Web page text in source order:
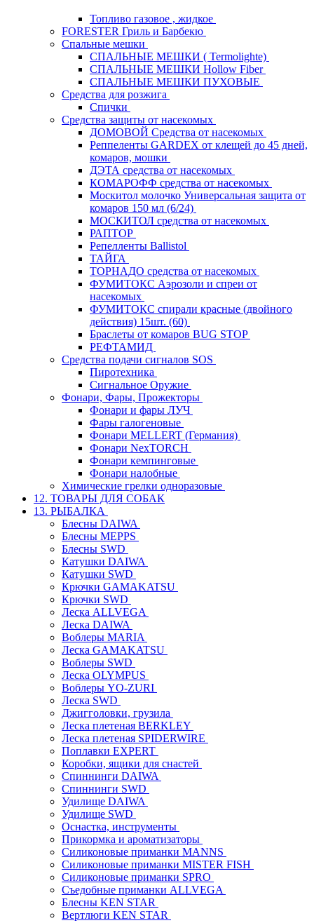
Топливо газовое , жидкое
FORESTER Гриль и Барбекю
Спальные мешки
СПАЛЬНЫЕ МЕШКИ ( Termolighte)
СПАЛЬНЫЕ МЕШКИ Hollow Fiber
СПАЛЬНЫЕ МЕШКИ ПУХОВЫЕ
Средства для розжига
Спички
Средства защиты от насекомых
ДОМОВОЙ Средства от насекомых
Реппеленты GARDEX от клещей до 45 дней,
комаров, мошки
ДЭТА средства от насекомых
КОМАРОФФ средства от насекомых
Москитол молочко Универсальная защита от
комаров 150 мл (6/24)
МОСКИТОЛ средства от насекомых
РАПТОР
Репелленты Ballistol
ТАЙГА
ТОРНАДО средства от насекомых
ФУМИТОКС Аэрозоли и спреи от
насекомых
ФУМИТОКС спирали красные (двойного
действия) 15шт. (60)
Браслеты от комаров BUG STOP
РЕФТАМИД
Средства подачи сигналов SOS
Пиротехника
Сигнальное Оружие
Фонари, Фары, Прожекторы
Фонари и фары ЛУЧ
Фары галогеновые
Фонари MELLERT (Германия)
Фонари NexTORCH
Фонари кемпинговые
Фонари налобные
Химические грелки одноразовые
12. ТОВАРЫ ДЛЯ СОБАК
13. РЫБАЛКА
Блесны DAIWA
Блесны MEPPS
Блесны SWD
Катушки DAIWA
Катушки SWD
Крючки GAMAKATSU
Крючки SWD
Леска ALLVEGA
Леска DAIWA
Воблеры MARIA
Леска GAMAKATSU
Воблеры SWD
Леска OLYMPUS
Воблеры YO-ZURI
Леска SWD
Джигголовки, грузила
Леска плетеная BERKLEY
Леска плетеная SPIDERWIRE
Поплавки EXPERT
Коробки, ящики для снастей
Спиннинги DAIWA
Спиннинги SWD
Удилище DAIWA
Удилище SWD
Оснастка, инструменты
Прикормка и ароматизаторы
Силиконовые приманки MANNS
Силиконовые приманки MISTER FISH
Силиконовые приманки SPRO
Съедобные приманки ALLVEGA
Блесны KEN STAR
Вертлюги KEN STAR